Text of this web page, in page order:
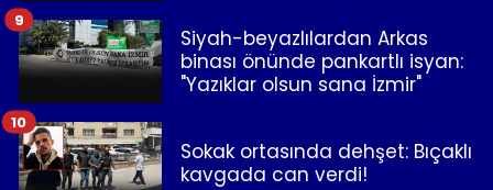
Siyah-beyazlılardan Arkas
binası önünde pankartlı isyan:
"Yazıklar olsun sana İzmir"
9
Sokak ortasında dehşet: Bıçaklı
kavgada can verdi!
10